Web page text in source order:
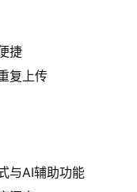
捷
复上传
与AI辅助功能